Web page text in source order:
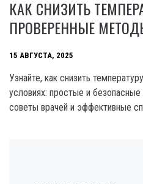
КАК СНИЗИТЬ
ПРОВЕРЕННЫЕ
15 АВГУСТА, 2025
Узнайте, как снизить
условиях: простые и
советы врачей и эффективные